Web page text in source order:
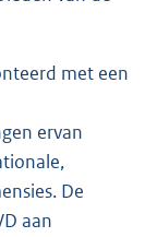
met een
ervan
De
aan